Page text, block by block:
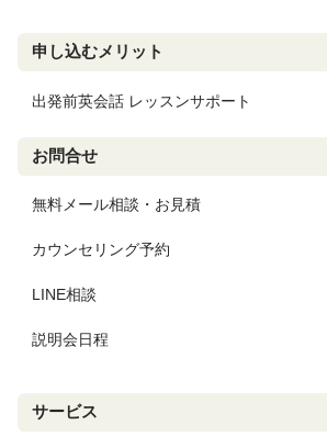
申し込むメリット
出発前英会話 レッスンサポート
お問合せ
無料メール相談・お見積
カウンセリング予約
LINE相談
説明会日程
サービス